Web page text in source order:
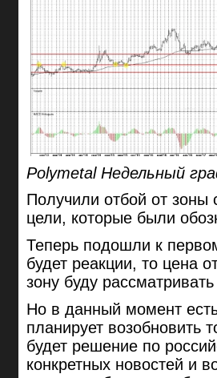
Polymetal Недельный
Получили отбой от зоны
цели, которые были
Теперь подошли к
будет реакции, то цена
зону буду
Но в данный момент
планирует возобновить
будет решение по
конкретных новостей и